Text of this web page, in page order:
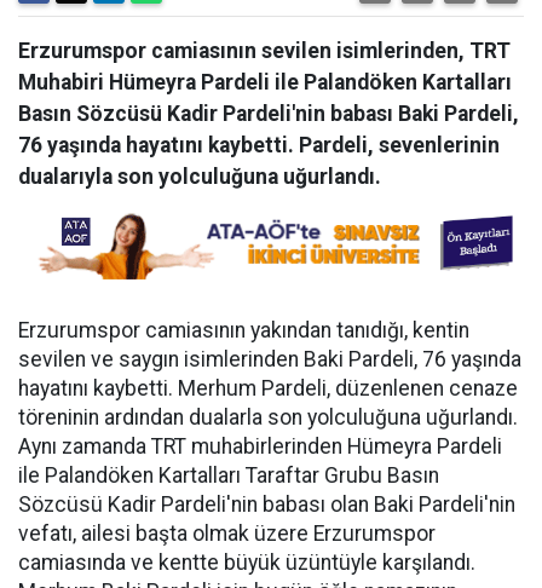
Erzurumspor camiasının sevilen isimlerinden, TRT
Muhabiri Hümeyra Pardeli ile Palandöken Kartalları
Basın Sözcüsü Kadir Pardeli'nin babası Baki Pardeli,
76 yaşında hayatını kaybetti. Pardeli, sevenlerinin
dualarıyla son yolculuğuna uğurlandı.
Erzurumspor camiasının yakından tanıdığı, kentin
sevilen ve saygın isimlerinden Baki Pardeli, 76 yaşında
hayatını kaybetti. Merhum Pardeli, düzenlenen cenaze
töreninin ardından dualarla son yolculuğuna uğurlandı.
Aynı zamanda TRT muhabirlerinden Hümeyra Pardeli
ile Palandöken Kartalları Taraftar Grubu Basın
Sözcüsü Kadir Pardeli'nin babası olan Baki Pardeli'nin
vefatı, ailesi başta olmak üzere Erzurumspor
camiasında ve kentte büyük üzüntüyle karşılandı.